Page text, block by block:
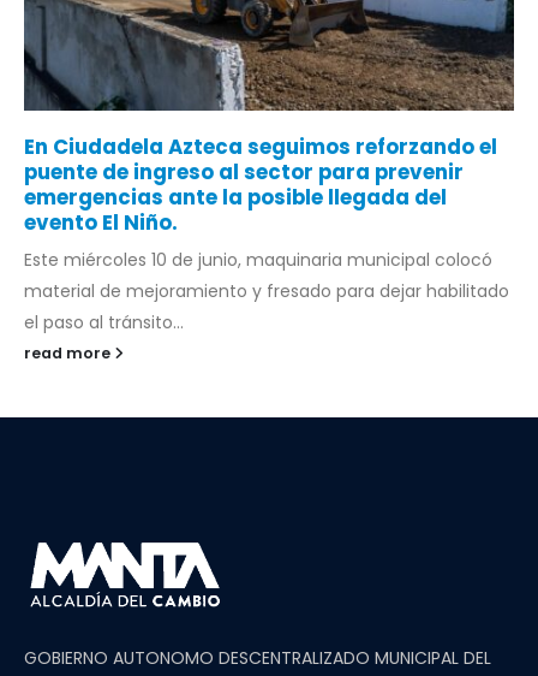
En Ciudadela Azteca seguimos reforzando el
puente de ingreso al sector para prevenir
emergencias ante la posible llegada del
evento El Niño.
Este miércoles 10 de junio, maquinaria municipal colocó
material de mejoramiento y fresado para dejar habilitado
el paso al tránsito...
read more
GOBIERNO AUTONOMO DESCENTRALIZADO MUNICIPAL DEL